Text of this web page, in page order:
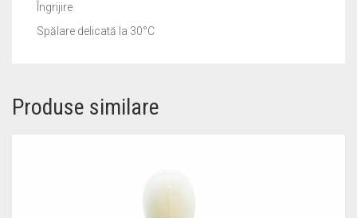
Îngrijire
Spălare delicată la 30°C
Produse similare